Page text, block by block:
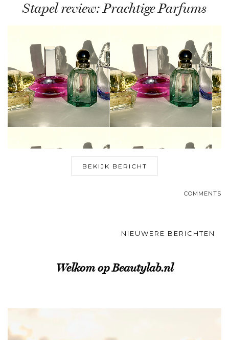
Stapel review: Prachtige Parfums
BEKIJK BERICHT
COMMENTS
NIEUWERE BERICHTEN
Welkom op Beautylab.nl